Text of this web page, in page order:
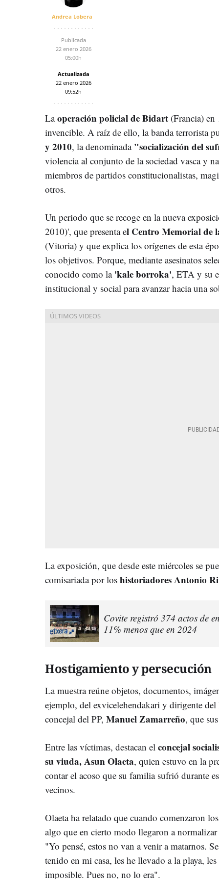
Andrea Lobera
Publicada
22 enero 2026
05:00h
Actualizada
22 enero 2026
09:52h
Laoperación policial de Bidart (Francia)
invencible. A raíz de ello, la banda terrorista
y 2010, la denominada "socialización del
violencia al conjunto de la sociedad vasca y
miembros de partidos constitucionalistas,
otros.
Un periodo que se recoge en la nueva
2010)', que presenta el Centro Memorial de
(Vitoria) y que explica los orígenes de esta
los objetivos. Porque, mediante asesinatos
conocido como la'kale borroka', ETA y su
institucional y social para avanzar hacia una
La exposición, que desde este miércoles se
comisariada por los historiadores Antonio
Covite registró 374 actos de
11% menos que en 2024
Hostigamiento y persecución
La muestra reúne objetos, documentos,
ejemplo, del exvicelehendakari y dirigente
concejal del PP, Manuel Zamarreño, que
Entre las víctimas, destacan el concejal
su viuda, Asun Olaeta, quien estuvo en la
contar el acoso que su familia sufrió durante
vecinos.
Olaeta ha relatado que cuando comenzaron
algo que en cierto modo llegaron a
"Yo pensé, estos no van a venir a matarnos.
tenido en mi casa, les he llevado a la playa,
imposible. Pues no, no lo era".